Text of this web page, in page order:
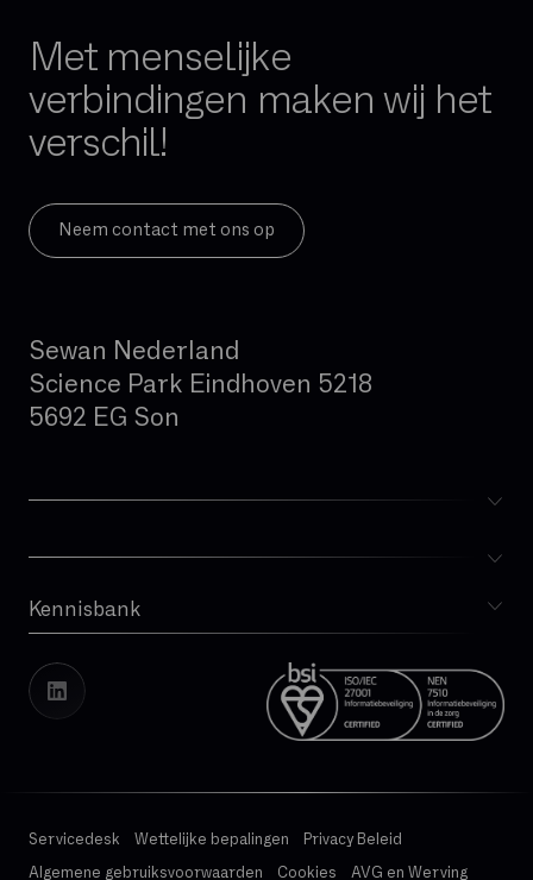
Met menselijke
verbindingen maken wij het
verschil!
Neem contact met ons op
Sewan Nederland
Science Park Eindhoven 5218
5692 EG Son
Kennisbank
Whitepapers
Cases
Servicedesk Wettelijke bepalingen
Privacy Beleid
Algemene gebruiksvoorwaarden
Cookies AVG en Werving